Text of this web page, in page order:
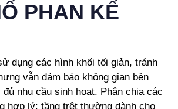
PHAN KẾ
dụng các hình khối tối giản, tránh
vẫn đảm bảo không gian bên
nhu cầu sinh hoạt. Phân chia các
hợp lý: tầng trệt thường dành cho